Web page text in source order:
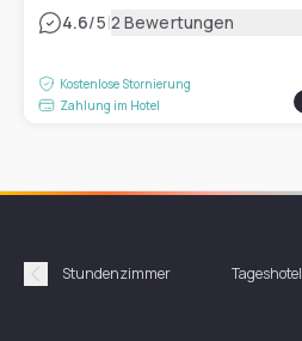
4.6/5|2 Bewertungen
Kostenlose Stornierung
Zahlung im Hotel
Précédent
Stundenzimmer Tageshotel